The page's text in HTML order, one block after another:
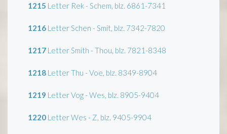
1215 Letter Rek - Schem, blz. 6861-7341
1216 Letter Schen - Smit, blz. 7342-7820
1217 Letter Smith - Thou, blz. 7821-8348
1218 Letter Thu - Voe, blz. 8349-8904
1219 Letter Vog - Wes, blz. 8905-9404
1220 Letter Wes - Z, blz. 9405-9904